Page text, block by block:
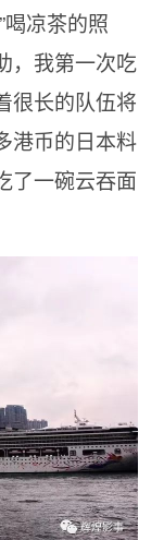
凉茶的照
，我第一次吃
很长的队伍将
港币的日本料
了一碗云吞面